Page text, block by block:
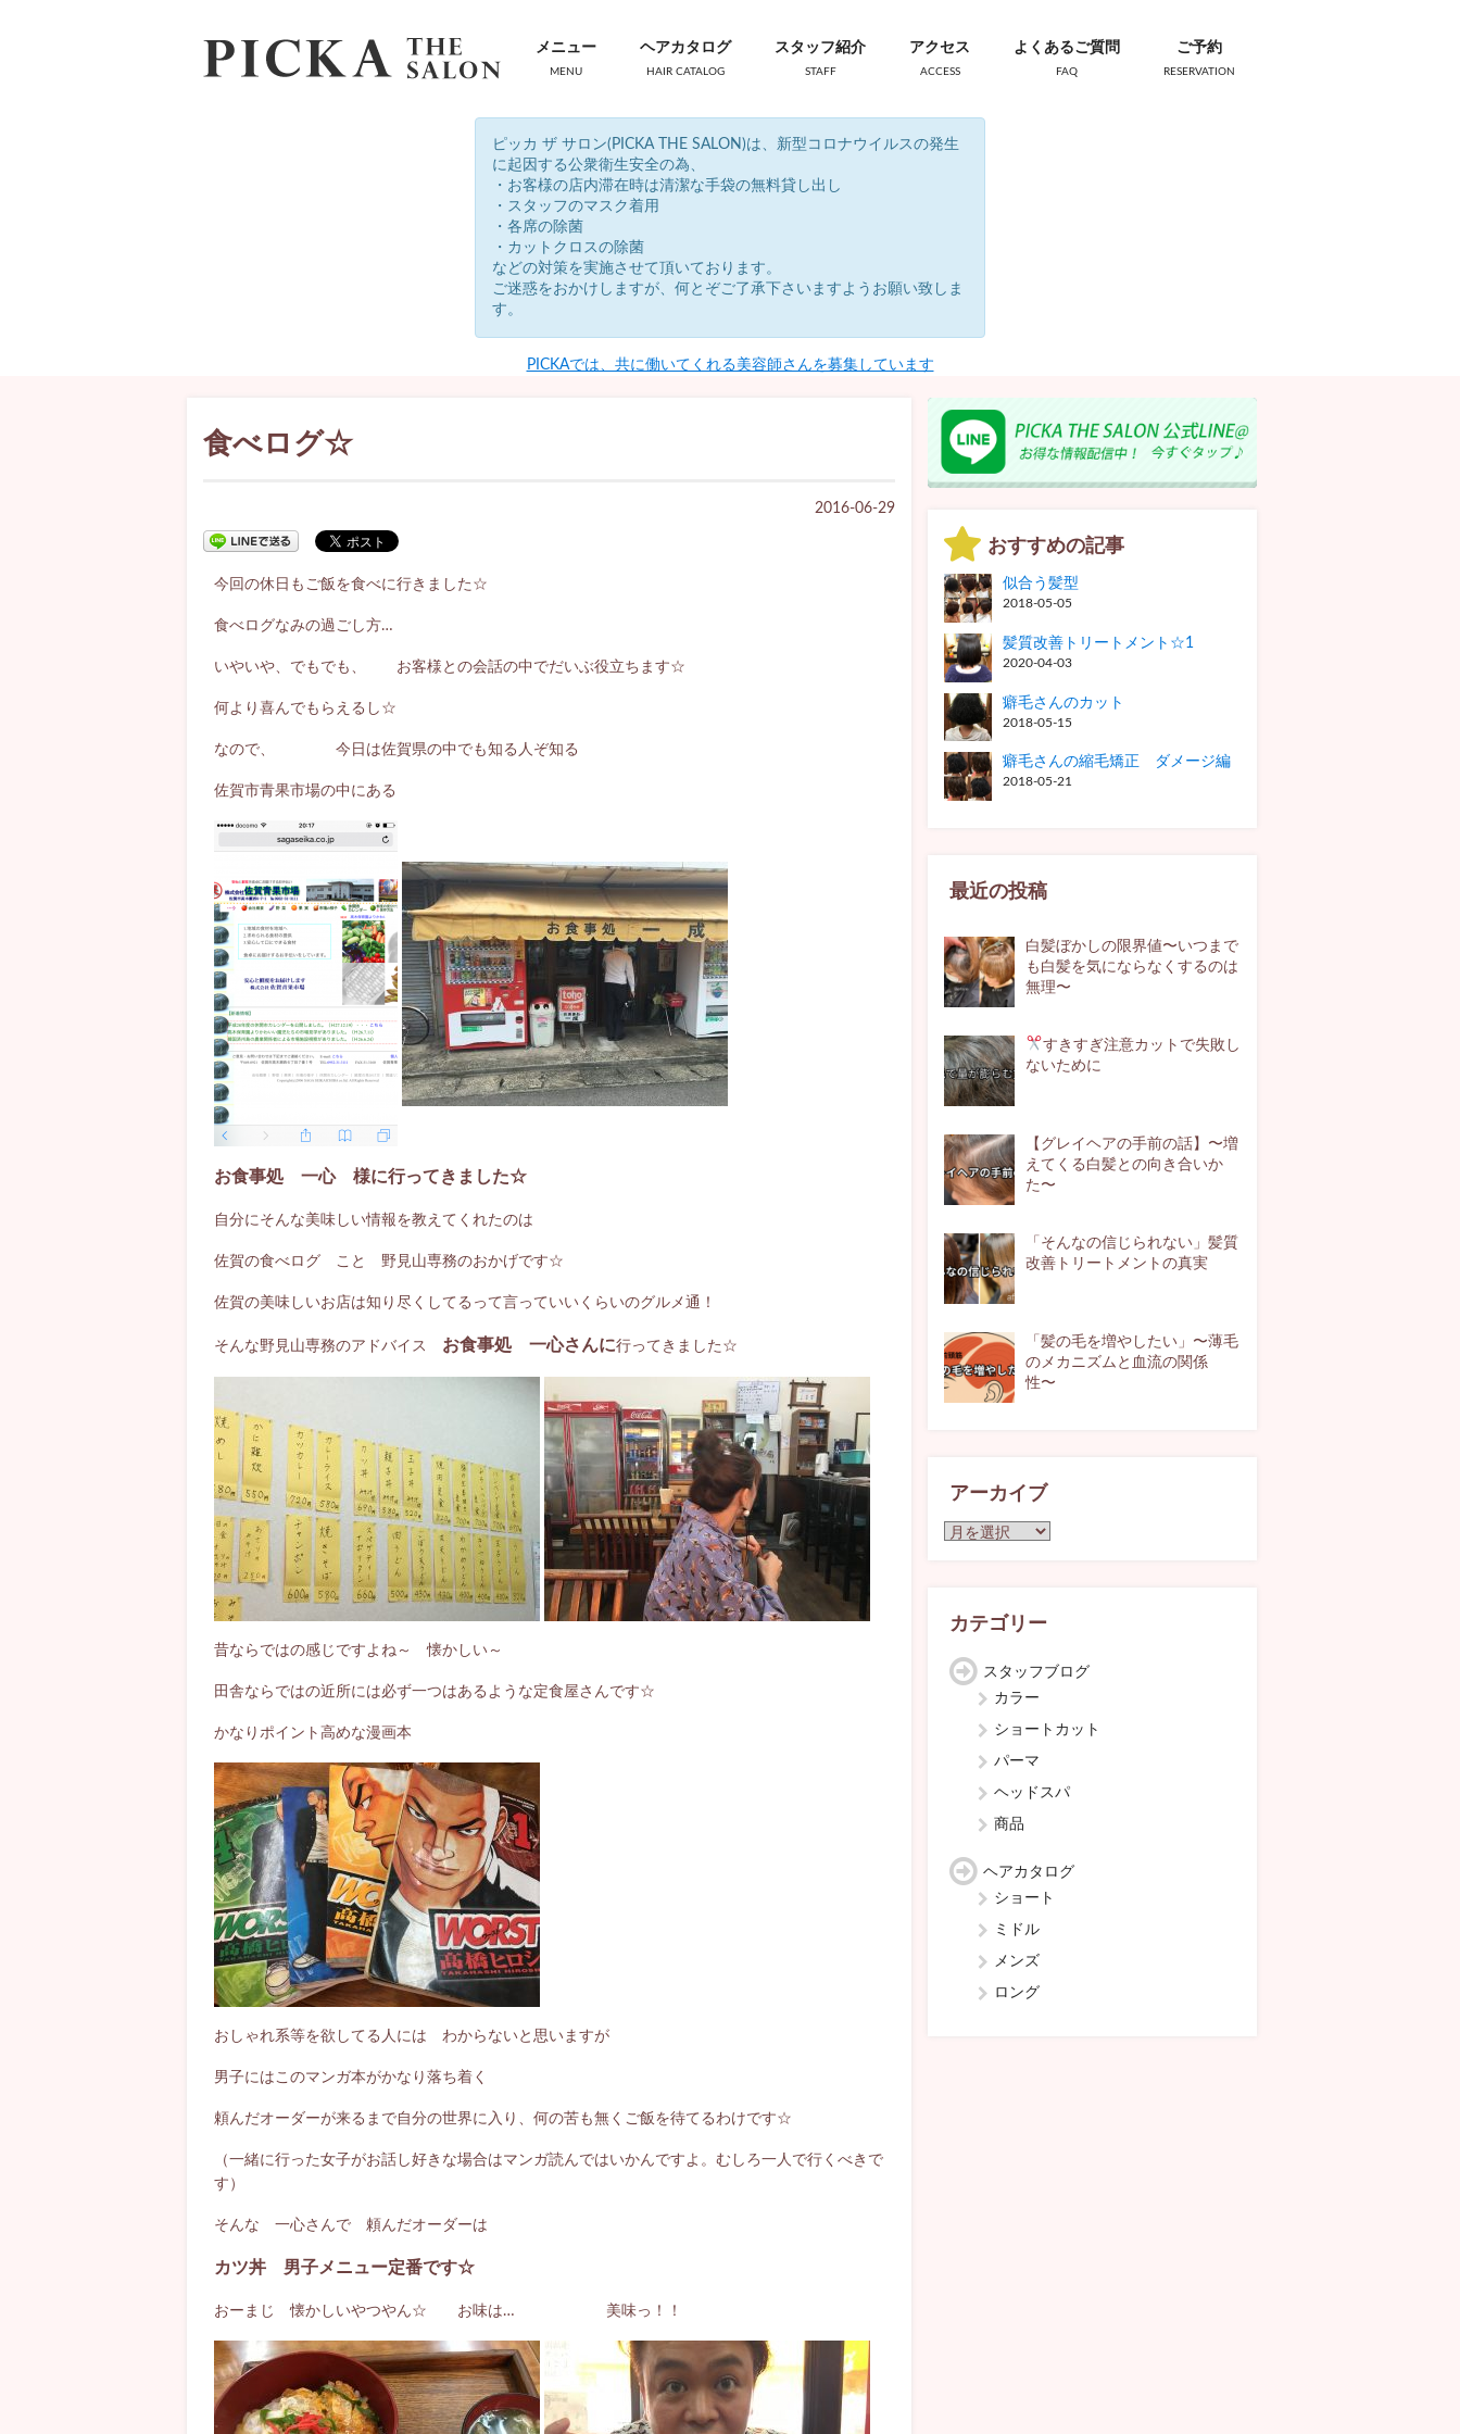
メニュー
MENU
ヘアカタログ
HAIR CATALOG
スタッフ紹介
STAFF
アクセス
ACCESS
よくあるご質問
FAQ
ご予約
RESERVATION
ピッカ ザ サロン(PICKA THE SALON)は、新型コロナウイルスの発生
に起因する公衆衛生安全の為、
・お客様の店内滞在時は清潔な手袋の無料貸し出し
・スタッフのマスク着用
・各席の除菌
・カットクロスの除菌
などの対策を実施させて頂いております。
ご迷惑をおかけしますが、何とぞご了承下さいますようお願い致しま
す。
PICKAでは、共に働いてくれる美容師さんを募集しています
食べログ☆
2016-06-29
今回の休日もご飯を食べに行きました☆
食べログなみの過ごし方…
いやいや、でもでも、 お客様との会話の中でだいぶ役立ちます☆
何より喜んでもらえるし☆
なので、 今日は佐賀県の中でも知る人ぞ知る
佐賀市青果市場の中にある
お食事処 一心 様に行ってきました☆
自分にそんな美味しい情報を教えてくれたのは
佐賀の食べログ こと 野見山専務のおかげです☆
佐賀の美味しいお店は知り尽くしてるって言っていいくらいのグルメ通！
そんな野見山専務のアドバイス お食事処 一心さんに行ってきました☆
昔ならではの感じですよね～ 懐かしい～
田舎ならではの近所には必ず一つはあるような定食屋さんです☆
かなりポイント高めな漫画本
おしゃれ系等を欲してる人には わからないと思いますが
男子にはこのマンガ本がかなり落ち着く
頼んだオーダーが来るまで自分の世界に入り、何の苦も無くご飯を待てるわけです☆
（一緒に行った女子がお話し好きな場合はマンガ読んではいかんですよ。むしろ一人で行くべきで
す）
そんな 一心さんで 頼んだオーダーは
カツ丼 男子メニュー定番です☆
おーまじ 懐かしいやつやん☆ お味は… 美味っ！！
おすすめの記事
似合う髪型
2018-05-05
髪質改善トリートメント☆1
2020-04-03
癖毛さんのカット
2018-05-15
癖毛さんの縮毛矯正 ダメージ編
2018-05-21
最近の投稿
白髪ぼかしの限界値〜いつまで
も白髪を気にならなくするのは
無理〜
すきすぎ注意カットで失敗し
ないために
【グレイヘアの手前の話】〜増
えてくる白髪との向き合いか
た〜
「そんなの信じられない」髪質
改善トリートメントの真実
「髪の毛を増やしたい」〜薄毛
のメカニズムと血流の関係
性〜
アーカイブ
ア
ブ
カテゴリー
スタッフブログ
カラー
ショートカット
パーマ
ヘッドスパ
商品
ヘアカタログ
ショート
ミドル
メンズ
ロング